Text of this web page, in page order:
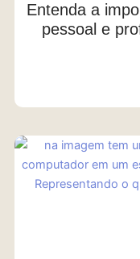
Entenda a
pessoal e